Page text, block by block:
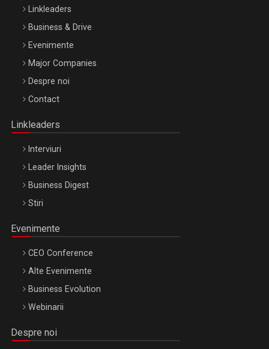
Be Inspired. Make it Happen!, ARTEMIS LETO, ORADEA, 8
Octombrie
Linkleaders
Business & Drive
Evenimente
Major Companies
Despre noi
Contact
Linkleaders
Interviuri
Leader Insights
Business Digest
Stiri
Evenimente
CEO Conference
Alte Evenimente
Business Evolution
Webinarii
Despre noi